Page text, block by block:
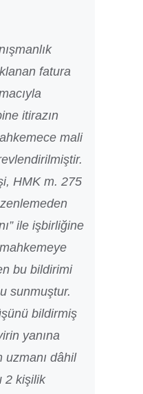
fatura
itirazın
mali
HMK m. 275
ile işbirliğine
bu bildirimi
sunmuştur.
bildirmiş
yanına
uzmanı dâhil
2 kişilik